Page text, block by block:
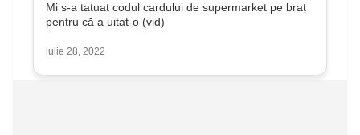
Mi s-a tatuat codul cardului de supermarket pe braț
pentru că a uitat-o ​​(vid)
iulie 28, 2022